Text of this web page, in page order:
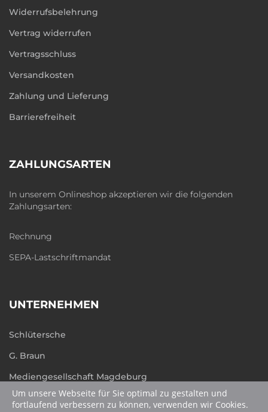
Widerrufsbelehrung
Vertrag widerrufen
Vertragsschluss
Versandkosten
Zahlung und Lieferung
Barrierefreiheit
ZAHLUNGSARTEN
In unserem Onlineshop akzeptieren wir die folgenden
Zahlungsarten:
Rechnung
SEPA-Lastschriftmandat
UNTERNEHMEN
Schlütersche
G. Braun
Mediengesellschaft Magdeburg
humboldt.de
Um unsere Webseite für Sie optimal zu gestalten und
fortlaufend verbessern zu können, verwenden wir Cookies.